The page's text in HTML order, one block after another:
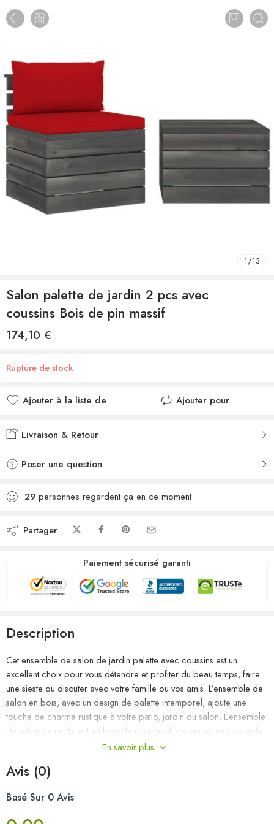
1/13
Salon palette de jardin 2 pcs avec
coussins Bois de pin massif
174,10 €
Rupture de stock
Ajouter à la liste de
Ajouté à la liste de
Ajouter pour
Livraison & Retour
Poser une question
29 personnes regardent ça en ce moment
Partager
Paiement sécurisé garanti
Description
Cet ensemble de salon de jardin palette avec coussins est un
excellent choix pour vous détendre et profiter du beau temps, faire
une sieste ou discuter avec votre famille ou vos amis. L’ensemble de
salon en bois, avec un design de palette intemporel, ajoute une
touche de charme rustique à votre patio, jardin ou salon. L’ensemble
de salon de jardin est en bois de pin massif, ce qui le rend durable
et stable. Ce salon de jardin présente une construction solide et
idéale pour garder la nourriture et les boissons à portée de main.
coussins de palette sont doux et offrent le plus grand confort. De
En savoir plus
Avis (0)
Basé Sur 0 Avis